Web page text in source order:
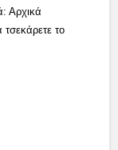
Αρχικά
τσεκάρετε το